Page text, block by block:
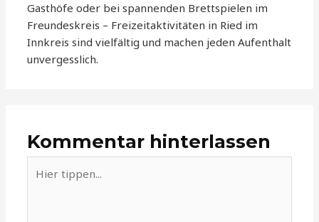
Gasthöfe oder bei spannenden Brettspielen im
Freundeskreis – Freizeitaktivitäten in Ried im
Innkreis sind vielfältig und machen jeden Aufenthalt
unvergesslich.
Kommentar hinterlassen
tippen...